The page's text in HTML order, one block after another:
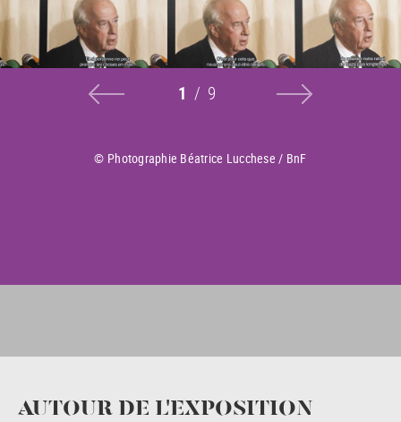
© Photographie Béatrice Lucchese / BnF
1 /9
Panneau
AUTOUR DE L'EXPOSITION